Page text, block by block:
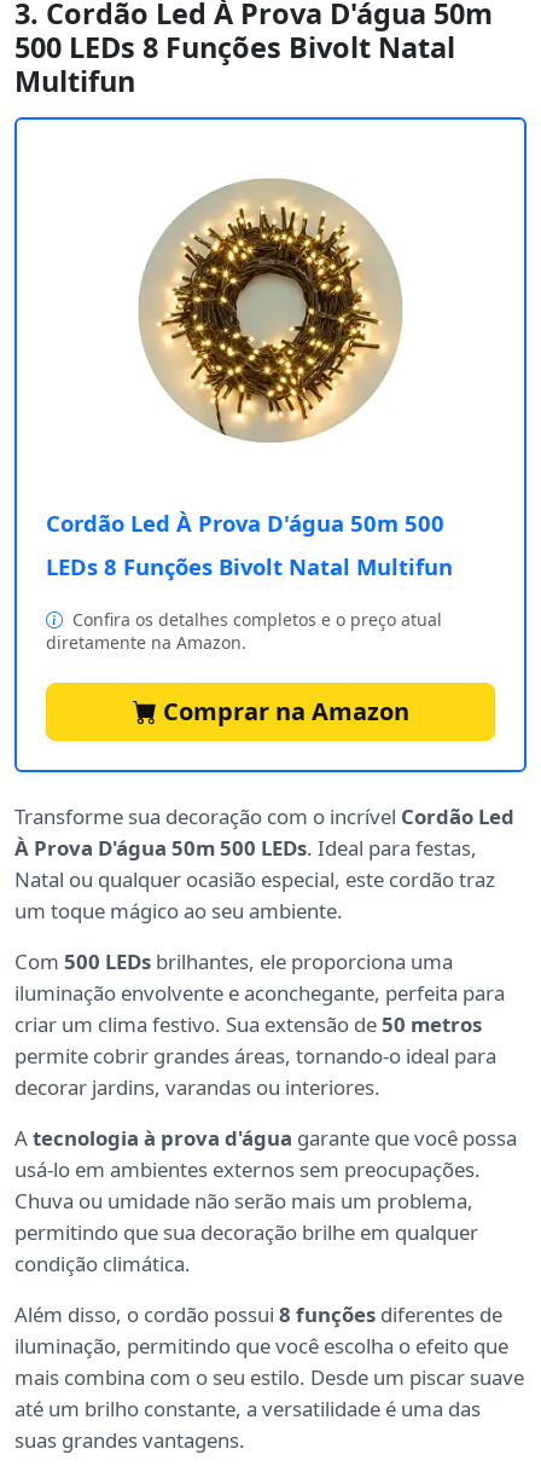
3. Cordão Led À Prova D'água 50m
500 LEDs 8 Funções Bivolt Natal
Multifun
Cordão Led À Prova D'água 50m 500
LEDs 8 Funções Bivolt Natal Multifun
Confira os detalhes completos e o preço atual
diretamente na Amazon.
Comprar na Amazon
Transforme sua decoração com o incrível Cordão Led
À Prova D'água 50m 500 LEDs. Ideal para festas,
Natal ou qualquer ocasião especial, este cordão traz
um toque mágico ao seu ambiente.
Com 500 LEDs brilhantes, ele proporciona uma
iluminação envolvente e aconchegante, perfeita para
criar um clima festivo. Sua extensão de50 metros
permite cobrir grandes áreas, tornando-o ideal para
decorar jardins, varandas ou interiores.
Atecnologia à prova d'água garante que você possa
usá-lo em ambientes externos sem preocupações.
Chuva ou umidade não serão mais um problema,
permitindo que sua decoração brilhe em qualquer
condição climática.
Além disso, o cordão possui 8 funções diferentes de
iluminação, permitindo que você escolha o efeito que
mais combina com o seu estilo. Desde um piscar suave
até um brilho constante, a versatilidade é uma das
suas grandes vantagens.